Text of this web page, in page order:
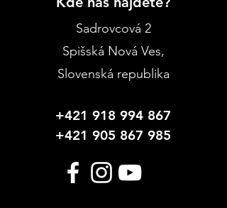
Sadrovcová 2
Spišská Nová Ves,
Slovenská republika
+421 918 994 867
+421 905 867 985